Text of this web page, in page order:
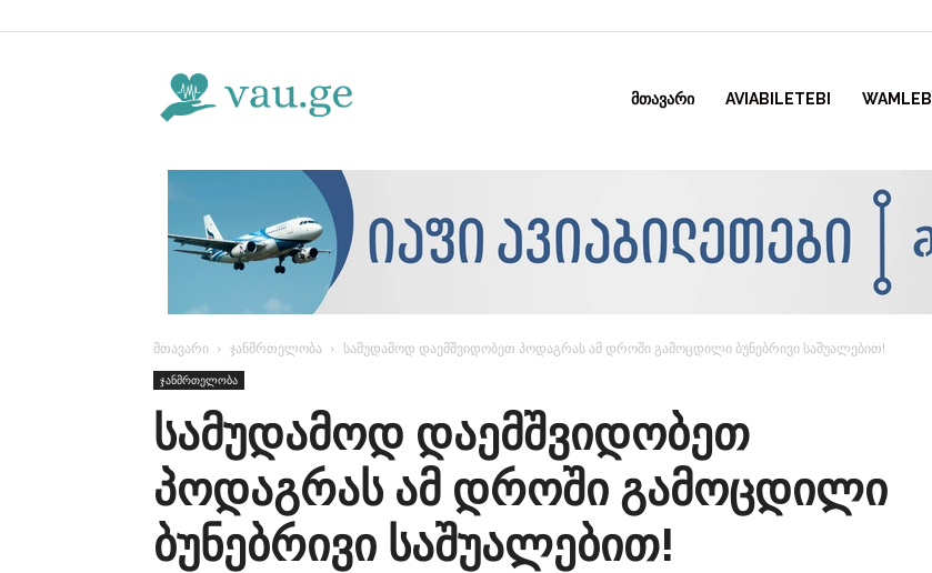
ᲛᲗᲐᲕᲐᲠᲘ AVIABILETEBI WAMLEBI
მთავარი ჯანმრთელობა სამუდამოდ დაემშვიდობეთ პოდაგრას ამ დროში გამოცდილი ბუნებრივი საშუალებით!
ჯანმრთელობა
სამუდამოდ დაემშვიდობეთ
პოდაგრას ამ დროში გამოცდილი
ბუნებრივი საშუალებით!